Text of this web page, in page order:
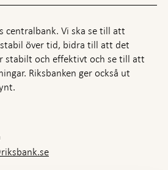
centralbank. Vi ska se till att
över tid, bidra till att det
stabilt och effektivt och se till att
Riksbanken ger också ut